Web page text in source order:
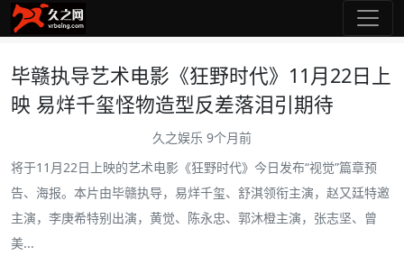
毕赣执导艺术电影《狂野时代》11月22日上
映 易烊千玺怪物造型反差落泪引期待
久之娱乐 9个月前
将于11月22日上映的艺术电影《狂野时代》今日发布“视觉”篇章预
告、海报。本片由毕赣执导，易烊千玺、舒淇领衔主演，赵又廷特邀
主演，李庚希特别出演，黄觉、陈永忠、郭沐橙主演，张志坚、曾
美...